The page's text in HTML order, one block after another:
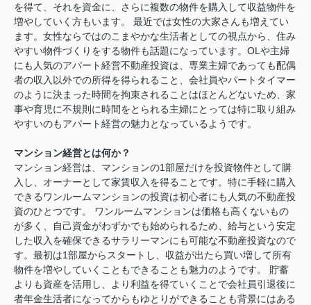
を得て、それを資金に、さらに複数の物件を購入して収益物件を
増やしていく方もいます。 最近では女性の大家さんも増えてい
ます。女性ならではのこまやかな生活者としての視点から、住み
やすい物件づくりをする物件も話題になっています。OLや主婦
にも人気のアパート経営不動産投資は、専業主婦であっても配偶
者の収入以外での所得を得られること、会社員やパートタイマー
のように決まった時間を拘束されることはほとんどないため、家
事や育児に不規則に時間をとられる主婦にとっては特に取り組み
やすいのもアパート経営の魅力となっているようです。
マンション経営とは何か？
マンション経営は、マンションの1部屋だけを投資物件として購
入し、オーナーとして家賃収入を得ることです。特に手軽に購入
できるワンルームマンションの投資は初心者にも人気の不動産投
資のひとつです。 ワンルームマンションは価格も高くないもの
が多く、自己資金がわずかでも始められるため、給与という安定
した収入を確保できるサラリーマンにも可能な不動産投資なので
す。最初は1部屋からスタートし、収益が出たら買い増して所有
物件を増やしていくこともできることも魅力のようです。 貯蓄
よりも資産を活用し、より利益を得ていくことで会社員引退後に
者年金生活者になってからもゆとりができることも背景にはある